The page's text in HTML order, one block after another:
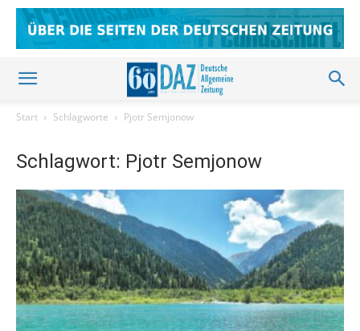
Start Schlagworte Pjotr Semjonow
Schlagwort: Pjotr Semjonow